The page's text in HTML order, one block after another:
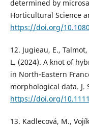
determined by
Horticultural Science
https://doi.org/
12. Jugieau, E.,
L. (2024). A knot of
in North‐Eastern
morphological data. J.
https://doi.org/
13. Kadlecová, M.,